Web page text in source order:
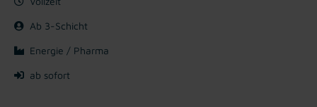
Ab 3-Schicht
Energie / Pharma
ab sofort